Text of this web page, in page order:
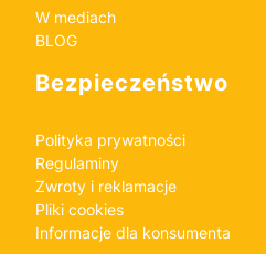
W mediach
BLOG
Bezpieczeństwo
Polityka prywatności
Regulaminy
Zwroty i reklamacje
Pliki cookies
Informacje dla konsumenta